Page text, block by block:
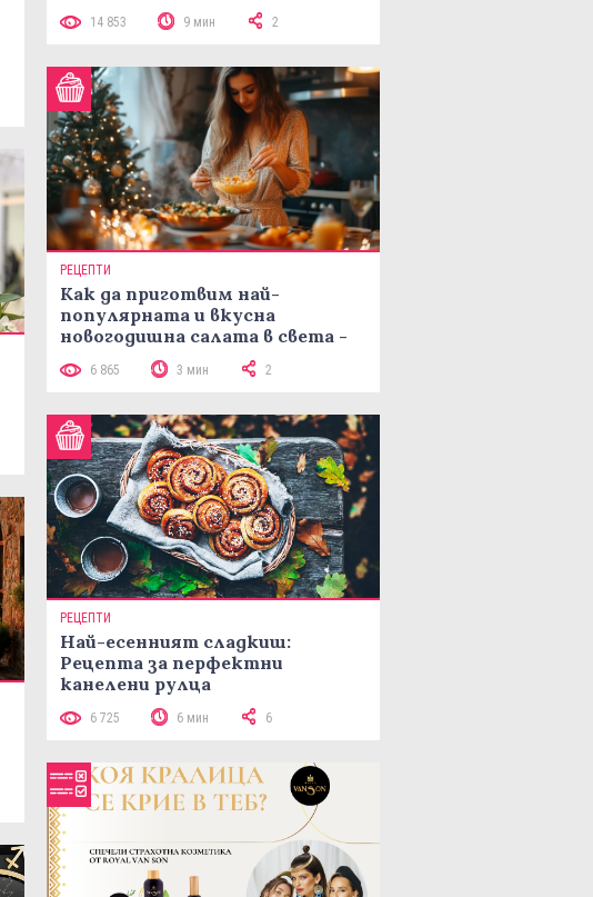
14 853 9 мин 2
РЕЦЕПТИ
Как да приготвим най-
популярната и вкусна
новогодишна салата в света -
рецепта Мимоза
6 865 3 мин 2
РЕЦЕПТИ
Най-есенният сладкиш:
Рецепта за перфектни
канелени рулца
6 725 6 мин 6